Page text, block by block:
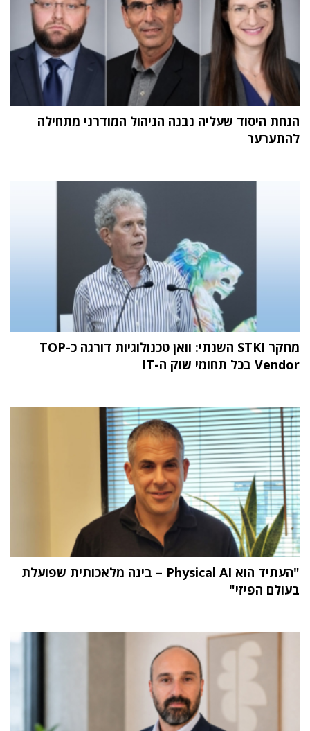
הנחת היסוד שעליה נבנה הניהול המודרני מתחילה
להתערער
מחקר STKI השנתי: וואן טכנולוגיות דורגה כ-TOP
Vendor בכל תחומי שוק ה-IT
"העתיד הוא Physical AI – בינה מלאכותית שפועלת
בעולם הפיזי"